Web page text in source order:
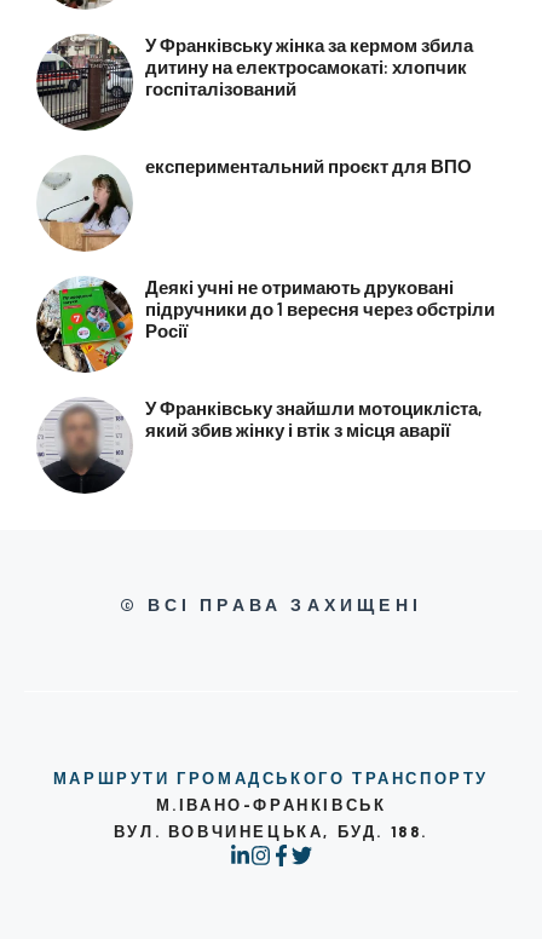
У Франківську жінка за кермом збила
дитину на електросамокаті: хлопчик
госпіталізований
експериментальний проєкт для ВПО
Деякі учні не отримають друковані
підручники до 1 вересня через обстріли
Росії
У Франківську знайшли мотоцикліста,
який збив жінку і втік з місця аварії
© ВСІ ПРАВА ЗАХИЩЕНІ
МАРШРУТИ ГРОМАДСЬКОГО ТРАНСПОРТУ
М.ІВАНО-ФРАНКІВСЬК
ВУЛ. ВОВЧИНЕЦЬКА, БУД. 188.